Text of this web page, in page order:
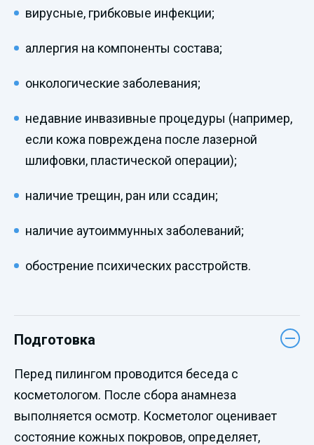
вирусные, грибковые инфекции;
аллергия на компоненты состава;
онкологические заболевания;
недавние инвазивные процедуры (например,
если кожа повреждена после лазерной
шлифовки, пластической операции);
наличие трещин, ран или ссадин;
наличие аутоиммунных заболеваний;
обострение психических расстройств.
Подготовка
Перед пилингом проводится беседа с
косметологом. После сбора анамнеза
выполняется осмотр. Косметолог оценивает
состояние кожных покровов, определяет,